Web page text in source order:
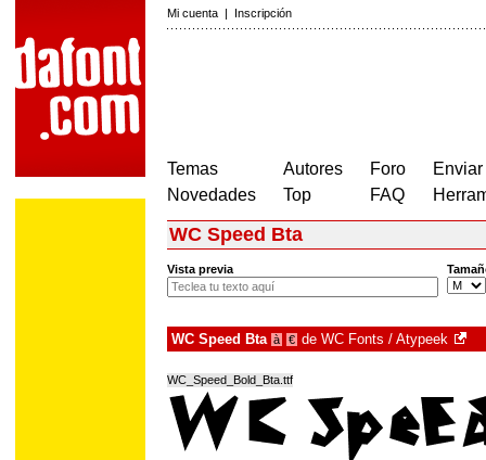
Mi cuenta | Inscripción
Temas
Novedades
Autores
Top
Foro
FAQ
WC Speed Bta
Vista previa
WC Speed Bta à € de WC Fonts / Atypeek
WC_Speed_Bold_Bta.ttf